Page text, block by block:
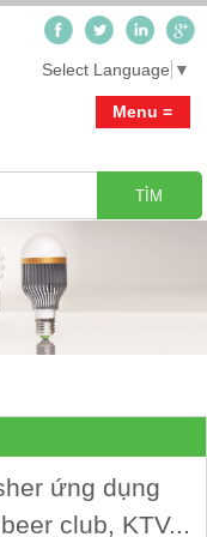
Menu =
Select Language ▼
ứng dụng
club, KTV...